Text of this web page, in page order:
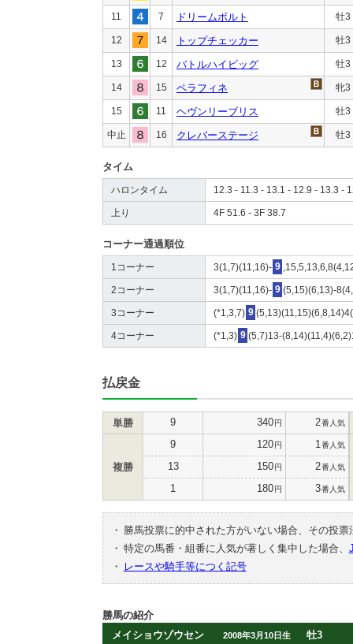
11 7 ドリームボルト 牡3
12 14 トップチェッカー 牡3
13 12 バトルハイビッグ 牡3
14 15 ペラフィネ 牝3
15 11 ヘヴンリーブリス 牡3
中止 16 クレバーステージ 牡3
タイム
ハロンタイム 12.3 - 11.3 - 13.1 - 12.9 - 13.3 -
上り 4F 51.6 - 3F 38.7
コーナー通過順位
1コーナー 3(1,7)(11,16)- 9
2コーナー 3(1,7)(11,16)- 9 (5,15)(6,13)-
3コーナー (*1,3,7) 9
4コーナー (*1,3) 9 (5,7)13-
払戻金
単勝 9 340円 2番人気
複勝
9 120円 1 番人気
13 150円 2番人気
1 180円 3番人気
・
勝馬投票に的中された方がいない場合、その投
・ 特定の馬番・組番に人気が著しく集中した場合、
・
レースや騎手等につく記号
勝馬の紹介
メイショウゾウセン
2008年3月10日生 牡3